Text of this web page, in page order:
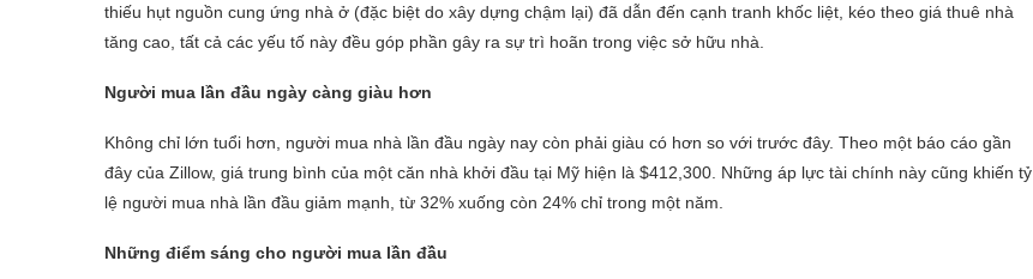
thiếu hụt nguồn cung ứng nhà ở (đặc biệt do xây dựng chậm lại) đã dẫn đến cạnh tranh khốc liệt, kéo theo giá thuê nhà
tăng cao, tất cả các yếu tố này đều góp phần gây ra sự trì hoãn trong việc sở hữu nhà.
Người mua lần đầu ngày càng giàu hơn
Không chỉ lớn tuổi hơn, người mua nhà lần đầu ngày nay còn phải giàu có hơn so với trước đây. Theo một báo cáo gần
đây của Zillow, giá trung bình của một căn nhà khởi đầu tại Mỹ hiện là $412,300. Những áp lực tài chính này cũng khiến tỷ
lệ người mua nhà lần đầu giảm mạnh, từ 32% xuống còn 24% chỉ trong một năm.
Những điểm sáng cho người mua lần đầu